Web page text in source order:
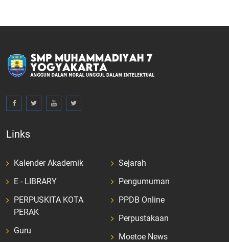
Links
Kalender Akademik
E - LIBRARY
PERPUSKITA KOTA
PERAK
Guru
Sejarah
Pengumuman
PPDB Online
Perpustakaan
Moetoe News